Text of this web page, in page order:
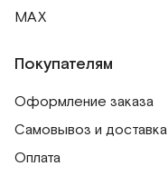
MAX
Покупателям
Оформление заказа
Самовывоз и доставка
Оплата